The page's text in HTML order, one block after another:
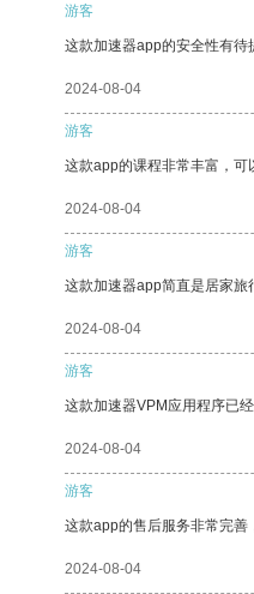
游客
这款加速器app的安全性有待
2024-08-04
游客
这款app的课程非常丰富，可
2024-08-04
游客
这款加速器app简直是居家旅
2024-08-04
游客
这款加速器VPM应用程序已
2024-08-04
游客
这款app的售后服务非常完善
2024-08-04